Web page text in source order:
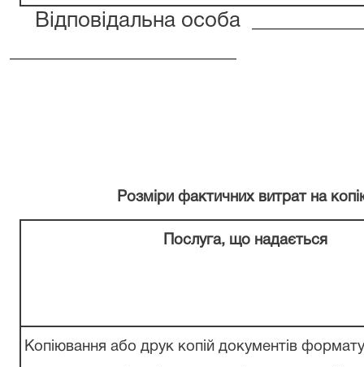
Відповідальна особа
Розміри фактичних витрат на
Послуга, що надається
Копіювання або друк копій документів